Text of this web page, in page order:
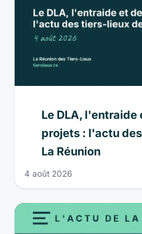
Le DLA, l'entraide
projets : l'actu
La Réunion
4 août 2026